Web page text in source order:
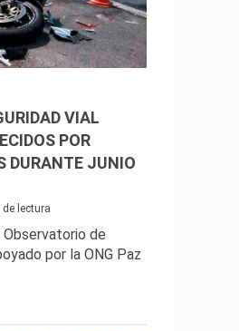
VIAL
POR
DURANTE JUNIO
lectura
de
por la ONG Paz